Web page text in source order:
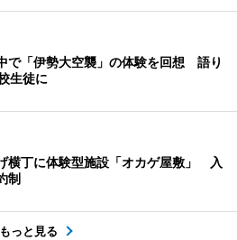
で「伊勢大空襲」の体験を回想 語り
生徒に
横丁に体験型施設「オカゲ屋敷」 入
制
もっと見る